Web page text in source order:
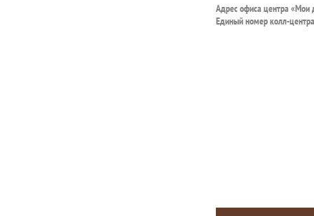
Адрес офиса центра «Мои
Единый номер колл-